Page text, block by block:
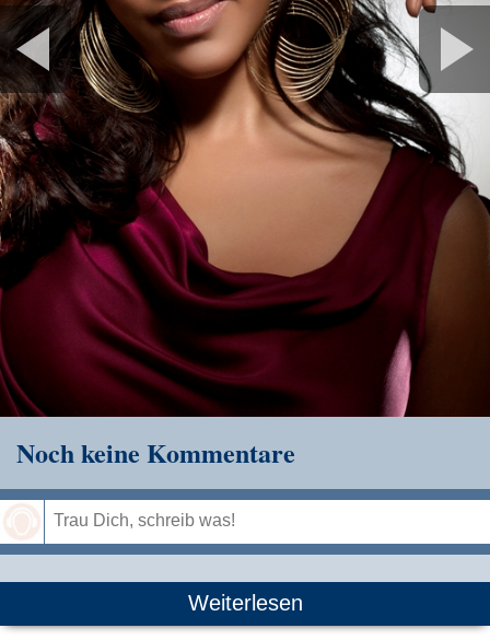
Noch keine Kommentare
Weiterlesen